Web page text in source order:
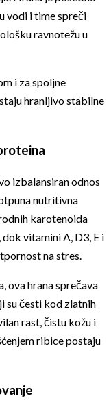
vodi i time spreči
ravnotežu u
i za spoljne
hranljivo stabilne
izbalansiran odnos
nutritivna
karotenoida
vitamini A, D3, E i
na stres.
ova hrana sprečava
su česti kod zlatnih
rast, čistu kožu i
ribice postaju